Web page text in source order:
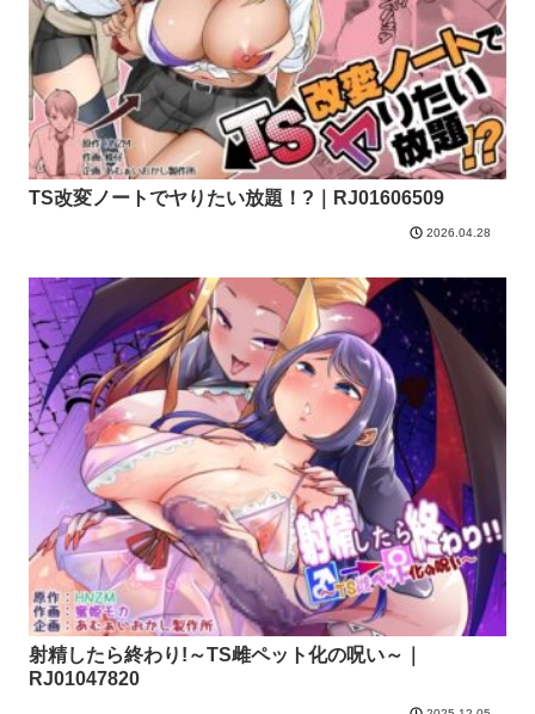
TS改変ノートでヤりたい放題！?｜RJ01606509
2026.04.28
射精したら終わり!～TS雌ペット化の呪い～｜
RJ01047820